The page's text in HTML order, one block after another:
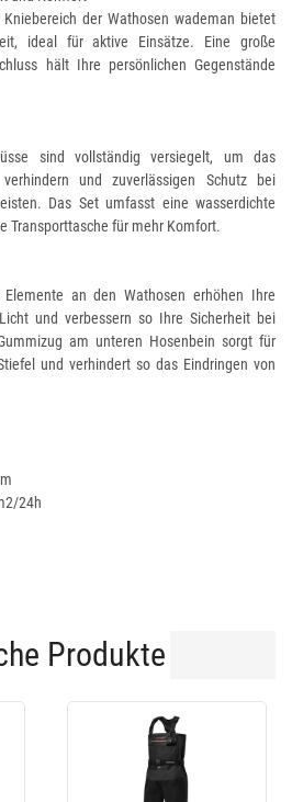
der Wathosen wademan bietet
ideal für aktive Einsätze. Eine große
hält Ihre persönlichen Gegenstände
sind vollständig versiegelt, um das
und zuverlässigen Schutz bei
Das Set umfasst eine wasserdichte
Transporttasche für mehr Komfort.
Elemente an den Wathosen erhöhen Ihre
und verbessern so Ihre Sicherheit bei
am unteren Hosenbein sorgt für
und verhindert so das Eindringen von
24h
Produkte